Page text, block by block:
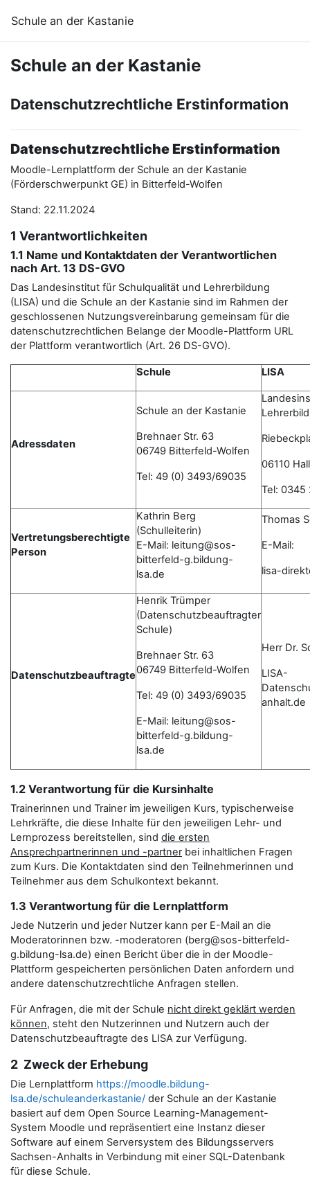
Schule an der Kastanie
Schule an der Kastanie
Datenschutzrechtliche Erstinformation
Datenschutzrechtliche Erstinformation
Moodle-Lernplattform der Schule an der Kastanie
(Förderschwerpunkt GE) in Bitterfeld-Wolfen
Stand: 22.11.2024
1 Verantwortlichkeiten
1.1 Name und Kontaktdaten der Verantwortlichen
nach Art. 13 DS-GVO
Das Landesinstitut für Schulqualität und Lehrerbildung
(LISA) und die Schule an der Kastanie sind im Rahmen der
geschlossenen Nutzungsvereinbarung gemeinsam für die
datenschutzrechtlichen Belange der Moodle-Plattform URL
der Plattform verantwortlich (Art. 26 DS-GVO).
Schule LISA
Adressdaten
Schule an der Kastanie
Brehnaer Str. 63
06749 Bitterfeld-Wolfen
Tel: 49 (0) 3493/69035
06110
Tel:
Vertretungsberechtigte
Person
Kathrin Berg
(Schulleiterin)
E-Mail: leitung@sos-
bitterfeld-g.bildung-
lsa.de
Thomas
E-Mail:
lisa-
Datenschutzbeauftragte
Henrik Trümper
(Datenschutzbeauftragter
Schule)
Brehnaer Str. 63
06749 Bitterfeld-Wolfen
Tel: 49 (0) 3493/69035
E-Mail: leitung@sos-
bitterfeld-g.bildung-
lsa.de
Herr Dr.
LISA-
anhalt.de
1.2 Verantwortung für die Kursinhalte
Trainerinnen und Trainer im jeweiligen Kurs, typischerweise
Lehrkräfte, die diese Inhalte für den jeweiligen Lehr- und
Lernprozess bereitstellen, sind die ersten
Ansprechpartnerinnen und -partnerbei inhaltlichen Fragen
zum Kurs. Die Kontaktdaten sind den Teilnehmerinnen und
Teilnehmer aus dem Schulkontext bekannt.
1.3 Verantwortung für die Lernplattform
Jede Nutzerin und jeder Nutzer kann per E-Mail an die
Moderatorinnen bzw. -moderatoren (berg@sos-bitterfeld-
g.bildung-lsa.de) einen Bericht über die in der Moodle-
Plattform gespeicherten persönlichen Daten anfordern und
andere datenschutzrechtliche Anfragen stellen.
Für Anfragen, die mit der Schule nicht direkt geklärt werden
können, steht den Nutzerinnen und Nutzern auch der
Datenschutzbeauftragte des LISA zur Verfügung.
2 Zweck der Erhebung
Die Lernplattform https://moodle.bildung-
lsa.de/schuleanderkastanie/ der Schule an der Kastanie
basiert auf dem Open Source Learning-Management-
System Moodle und repräsentiert eine Instanz dieser
Software auf einem Serversystem des Bildungsservers
Sachsen-Anhalts in Verbindung mit einer SQL-Datenbank
für diese Schule.